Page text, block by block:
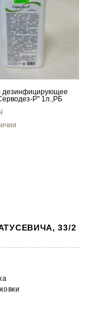
дезинфицирующее
Р" 1л.,РБ
33/2